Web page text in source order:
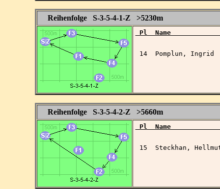
Reihenfolge S-3-5-4-1-Z >5230m
Pl  Name
14  Pomplun, Ingrid
Reihenfolge S-3-5-4-2-Z >5660m
Pl  Name
15  Steckhan,